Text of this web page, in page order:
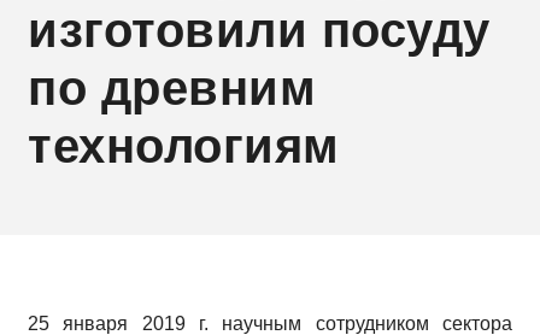
изготовили посуду
по древним
технологиям
25 января 2019 г. научным сотрудником сектора